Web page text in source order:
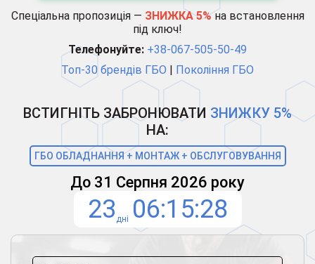
Спеціальна пропозиція — ЗНИЖКА 5%на встановлення
під ключ!
Телефонуйте: +38-067-505-50-49
Топ-30 брендів ГБО | Покоління ГБО
ВСТИГНІТЬ ЗАБРОНЮВАТИ ЗНИЖКУ 5%
НА:
ГБО ОБЛАДНАННЯ + МОНТАЖ + ОБСЛУГОВУВАННЯ
До 31 Серпня 2026 року
23 дні 06 15 27